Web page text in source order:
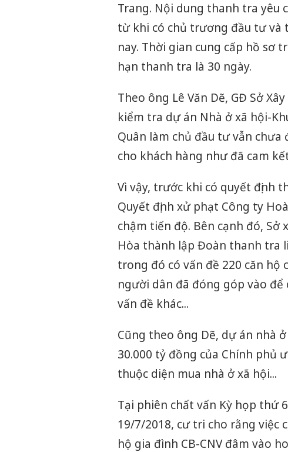
Trang. Nội dung thanh tra yêu
từ khi có chủ trương đầu tư và
nay. Thời gian cung cấp hồ sơ
hạn thanh tra là 30 ngày.
Theo ông Lê Văn Dẽ, GĐ Sở
kiểm tra dự án Nhà ở xã hội-
Quân làm chủ đầu tư vẫn
cho khách hàng như đã cam
Vì vậy, trước khi có quyết định
Quyết định xử phạt Công ty
chậm tiến độ. Bên cạnh đó,
Hòa thành lập Đoàn thanh tra
trong đó có vấn đề 220 căn hộ
người dân đã đóng góp vào
vấn đề khác...
Cũng theo ông Dẽ, dự án nhà
30.000 tỷ đồng của Chính phủ
thuộc diện mua nhà ở xã hội...
Tại phiên chất vấn Kỳ họp thứ
19/7/2018, cư tri cho rằng việc
hộ gia đình CB-CNV đâm vào